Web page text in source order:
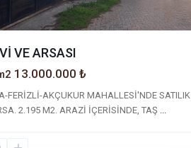
VE ARSASI
13.000.000 ₺
FERİZLİ-AKÇUKUR MAHALLESİ'NDE SATILIK
2.195 M2. ARAZİ İÇERİSİNDE, TAŞ ...